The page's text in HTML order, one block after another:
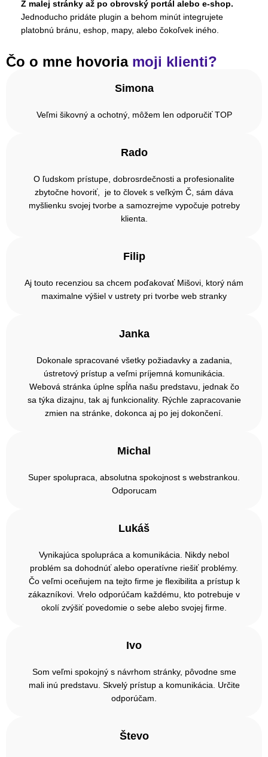
Z malej stránky až po obrovský portál alebo e-shop.
Jednoducho pridáte plugin a behom minút integrujete
platobnú bránu, eshop, mapy, alebo čokoľvek iného.
Čo o mne hovoriamoji klienti?
Simona
Veľmi šikovný a ochotný, môžem len odporučiť TOP
Rado
O ľudskom prístupe, dobrosrdečnosti a profesionalite
zbytočne hovoriť, je to človek s veľkým Č, sám dáva
myšlienku svojej tvorbe a samozrejme vypočuje potreby
klienta.
Filip
Aj touto recenziou sa chcem poďakovať Mišovi, ktorý nám
maximalne výšiel v ustrety pri tvorbe web stranky
Janka
Dokonale spracované všetky požiadavky a zadania,
ústretový prístup a veľmi príjemná komunikácia.
Webová stránka úplne spĺňa našu predstavu, jednak čo
sa týka dizajnu, tak aj funkcionality. Rýchle zapracovanie
zmien na stránke, dokonca aj po jej dokončení.
Michal
Super spolupraca, absolutna spokojnost s webstrankou.
Odporucam
Lukáš
Vynikajúca spolupráca a komunikácia. Nikdy nebol
problém sa dohodnúť alebo operatívne riešiť problémy.
Čo veľmi oceňujem na tejto firme je flexibilita a prístup k
zákazníkovi. Vrelo odporúčam každému, kto potrebuje v
okolí zvýšiť povedomie o sebe alebo svojej firme.
Ivo
Som veľmi spokojný s návrhom stránky, pôvodne sme
mali inú predstavu. Skvelý prístup a komunikácia. Určite
odporúčam.
Števo